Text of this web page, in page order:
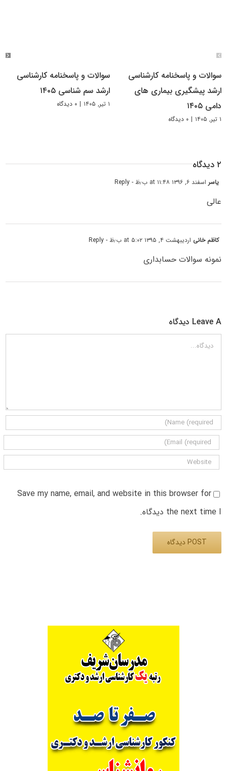
سوالات و پاسخنامه کارشناسی
ارشد پیشگیری بیماری های
دامی ۱۴۰۵
۱ تیر, ۱۴۰۵ | ۰ دیدگاه
سوالات و پاسخنامه کارشناسی
ارشد سم شناسی ۱۴۰۵
۱ تیر, ۱۴۰۵ | ۰ دیدگاه
۲ دیدگاه
یاسراسفند ۶, ۱۳۹۶ at ۱۱:۴۸ ب٫ظ - Reply
عالی
کاظم خانی اردیبهشت ۴, ۱۳۹۵ at ۵:۰۲ ب٫ظ - Reply
نمونه سوالات حسابداری
Leave A دیدگاه
دیدگاه
Save my name, email, and website in this browser for
the next time I دیدگاه.